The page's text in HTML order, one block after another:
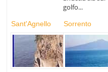
golfo...
Sant'Agnello Sorrento